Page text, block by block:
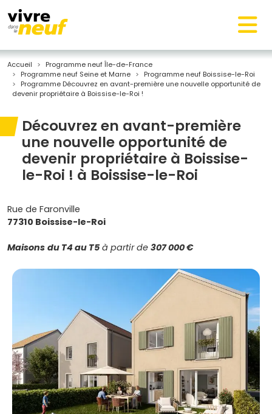
Accueil
Programme neuf Île-de-France
Programme neuf Seine et Marne
Programme neuf Boissise-le-Roi
Programme Découvrez en avant-première une nouvelle opportunité de
devenir propriétaire à Boissise-le-Roi !
Découvrez en avant-première
une nouvelle opportunité de
devenir propriétaire à Boissise-
le-Roi ! à Boissise-le-Roi
Rue de Faronville
77310 Boissise-le-Roi
Maisons du T4 au T5 à partir de 307 000 €